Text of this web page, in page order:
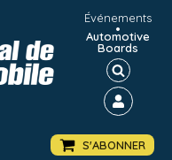
Événements
•
Automotive
Boards
S'ABONNER